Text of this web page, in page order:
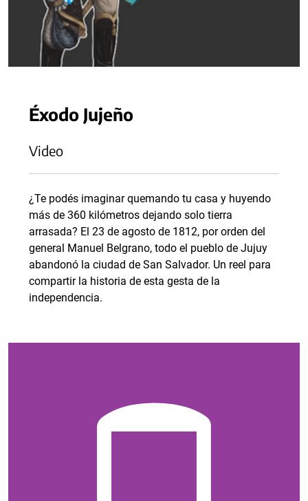
Éxodo Jujeño
Video
¿Te podés imaginar quemando tu casa y huyendo
más de 360 kilómetros dejando solo tierra
arrasada? El 23 de agosto de 1812, por orden del
general Manuel Belgrano, todo el pueblo de Jujuy
abandonó la ciudad de San Salvador. Un reel para
compartir la historia de esta gesta de la
independencia.